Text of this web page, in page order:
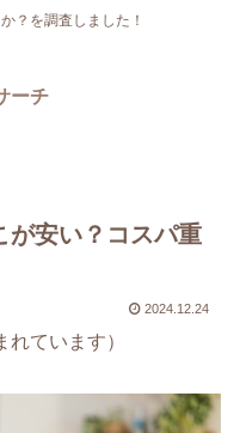
？を調査しました！
ーチ
が安い？コスパ重
2024.12.24
れています）